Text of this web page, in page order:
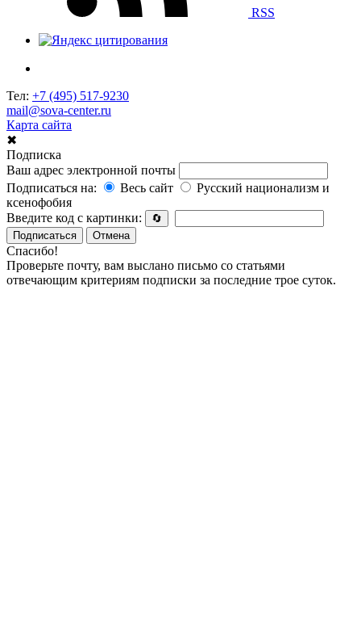
RSS
Тел: +7 (495) 517-9230
mail@sova-center.ru
Карта сайта
✖
Подписка
Ваш адрес электронной почты
Подписаться на:
Весь сайт
Русский национализм и
ксенофобия
Введите код с картинки:
🔄
Подписаться
Отмена
Спасибо!
Проверьте почту, вам выслано письмо со статьями
отвечающим критериям подписки за последние трое суток.